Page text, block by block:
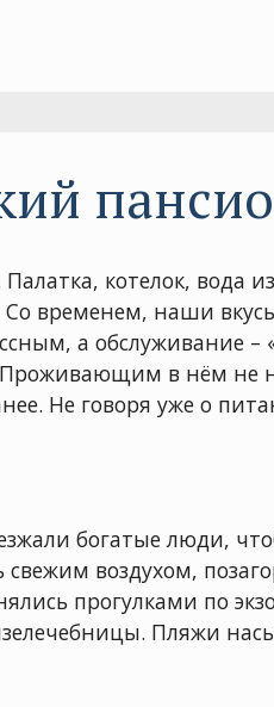
котелок, вода
временем, наши
а обслуживание
в нём не
Не говоря уже о
богатые люди,
воздухом,
прогулками по
Пляжи